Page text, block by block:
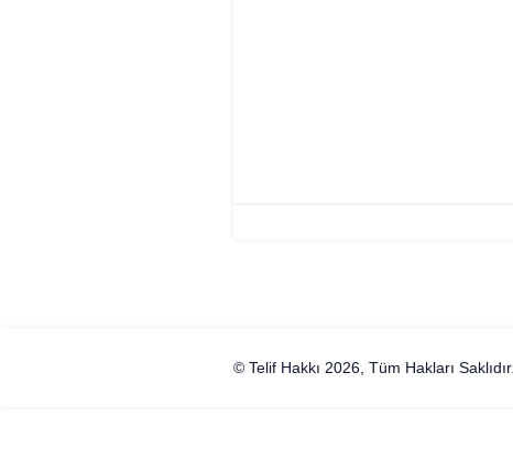
© Telif Hakkı 2026, Tüm Hakları Saklıdır.